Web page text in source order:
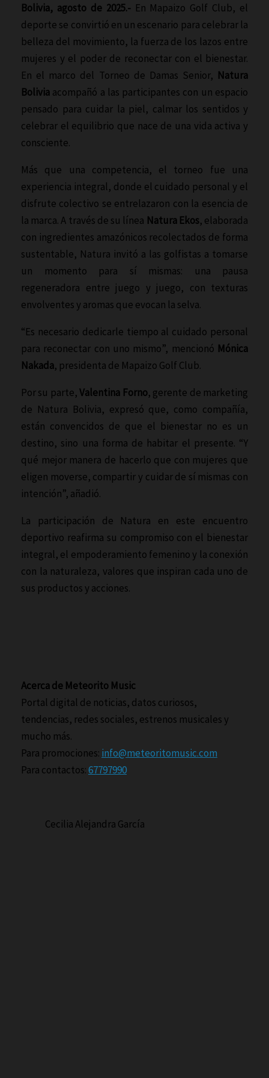
Bolivia, agosto de 2025.-En Mapaizo Golf Club, el
deporte se convirtió en un escenario para celebrar la
belleza del movimiento, la fuerza de los lazos entre
mujeres y el poder de reconectar con el bienestar.
En el marco del Torneo de Damas Senior, Natura
Bolivia acompañó a las participantes con un espacio
pensado para cuidar la piel, calmar los sentidos y
celebrar el equilibrio que nace de una vida activa y
consciente.
Más que una competencia, el torneo fue una
experiencia integral, donde el cuidado personal y el
disfrute colectivo se entrelazaron con la esencia de
la marca. A través de su línea Natura Ekos, elaborada
con ingredientes amazónicos recolectados de forma
sustentable, Natura invitó a las golfistas a tomarse
un momento para sí mismas: una pausa
regeneradora entre juego y juego, con texturas
envolventes y aromas que evocan la selva.
“Es necesario dedicarle tiempo al cuidado personal
para reconectar con uno mismo”, mencionó Mónica
Nakada, presidenta de Mapaizo Golf Club.
Por su parte,Valentina Forno, gerente de marketing
de Natura Bolivia, expresó que, como compañía,
están convencidos de que el bienestar no es un
destino, sino una forma de habitar el presente. “Y
qué mejor manera de hacerlo que con mujeres que
eligen moverse, compartir y cuidar de sí mismas con
intención”, añadió.
La participación de Natura en este encuentro
deportivo reafirma su compromiso con el bienestar
integral, el empoderamiento femenino y la conexión
con la naturaleza, valores que inspiran cada uno de
sus productos y acciones.
Acerca de Meteorito Music
Portal digital de noticias, datos curiosos,
tendencias, redes sociales, estrenos musicales y
mucho más.
Para promociones: info@meteoritomusic.com
Para contactos:67797990
Cecilia Alejandra García